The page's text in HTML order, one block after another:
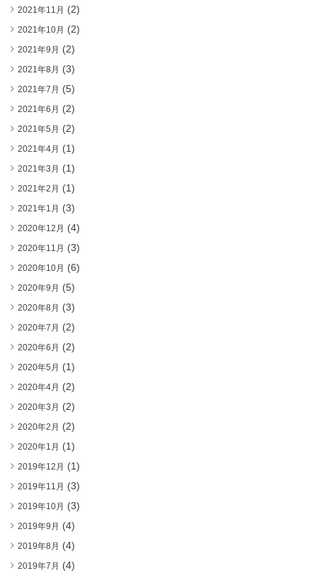
2021年11月 (2)
2021年10月 (2)
2021年9月 (2)
2021年8月 (3)
2021年7月 (5)
2021年6月 (2)
2021年5月 (2)
2021年4月 (1)
2021年3月 (1)
2021年2月 (1)
2021年1月 (3)
2020年12月 (4)
2020年11月 (3)
2020年10月 (6)
2020年9月 (5)
2020年8月 (3)
2020年7月 (2)
2020年6月 (2)
2020年5月 (1)
2020年4月 (2)
2020年3月 (2)
2020年2月 (2)
2020年1月 (1)
2019年12月 (1)
2019年11月 (3)
2019年10月 (3)
2019年9月 (4)
2019年8月 (4)
2019年7月 (4)